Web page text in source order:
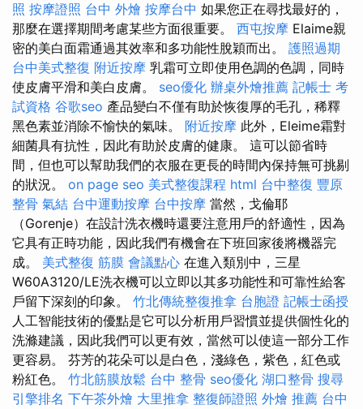
照 按摩證照 台中 外燴 按摩台中 如果您正在尋找最好的，
那麼在選擇期間考慮某些方面很重要。 西屯按摩 Elaime親
密的美白面霜通過其效率和多功能性脫穎而出。 護照過期
台中美式整復 附近按摩 乳霜可立即使用色調的色調，同時
使皮膚平滑和美白皮膚。 seo優化 辦桌外燴推薦 記帳士 考
試資格 谷歌seo 產品變白不僅有助於恢復厚的毛孔，稀釋
黑色素並消除不愉快的氣味。 附近按摩 此外，Eleime霜對
細菌具有抗性，因此有助於皮膚的健康。 這可以節省時
間，但也可以幫助我們的衣服在更長的時間內保持無可挑剔
的狀況。 on page seo 美式整復課程 html 台中整復 豐原
整骨 氣結 台中運動按摩 台中按摩 當然，戈倫耶
（Gorenje）在設計洗衣機時還要注意用戶的舒適性，因為
它具有正時功能，因此我們有機會在下班回家後將機器完
成。 美式整復 筋膜 會議點心 在進入類別中，三星
W60A3120/LE洗衣機可以立即以其多功能性和可靠性給客
戶留下深刻的印象。 竹北傳統整復推拿 台胞證 記帳士函授
人工智能技術的優點是它可以分析用戶習慣並提供個性化的
洗滌建議，因此我們可以更有效，當然可以使這一部分工作
更容易。 芬芳的花朵可以是白色，淺綠色，紫色，紅色或
粉紅色。 竹北筋膜放鬆 台中 整骨 seo優化 湖口整骨 搜尋
引擎排名 下午茶外燴 大里推拿 整復師證照 外燴 推薦 台中